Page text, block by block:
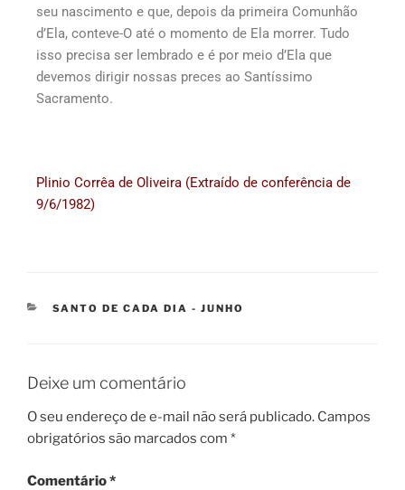
seu nascimento e que, depois da primeira Comunhão
d’Ela, conteve-O até o momento de Ela morrer. Tudo
isso precisa ser lembrado e é por meio d’Ela que
devemos dirigir nossas preces ao Santíssimo
Sacramento.
Plinio Corrêa de Oliveira (Extraído de conferência de
9/6/1982)
SANTO DE CADA DIA - JUNHO
Deixe um comentário
O seu endereço de e-mail não será publicado. Campos
obrigatórios são marcados com *
Comentário*